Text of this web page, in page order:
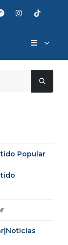
Popular